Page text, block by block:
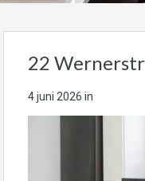
22
4 juni 2026 in